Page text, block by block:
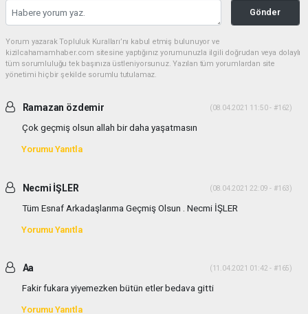
Gönder
Yorum yazarak Topluluk Kuralları’nı kabul etmiş bulunuyor ve
kizilcahamamhaber.com sitesine yaptığınız yorumunuzla ilgili doğrudan veya dolaylı
tüm sorumluluğu tek başınıza üstleniyorsunuz. Yazılan tüm yorumlardan site
yönetimi hiçbir şekilde sorumlu tutulamaz.
Ramazan özdemir (08.04.2021 11:50 - #162)
Çok geçmiş olsun allah bir daha yaşatmasın
Yorumu Yanıtla
Necmi İŞLER (08.04.2021 22:09 - #163)
Tüm Esnaf Arkadaşlarıma Geçmiş Olsun . Necmi İŞLER
Yorumu Yanıtla
Aa (11.04.2021 01:42 - #165)
Fakir fukara yiyemezken bütün etler bedava gitti
Yorumu Yanıtla